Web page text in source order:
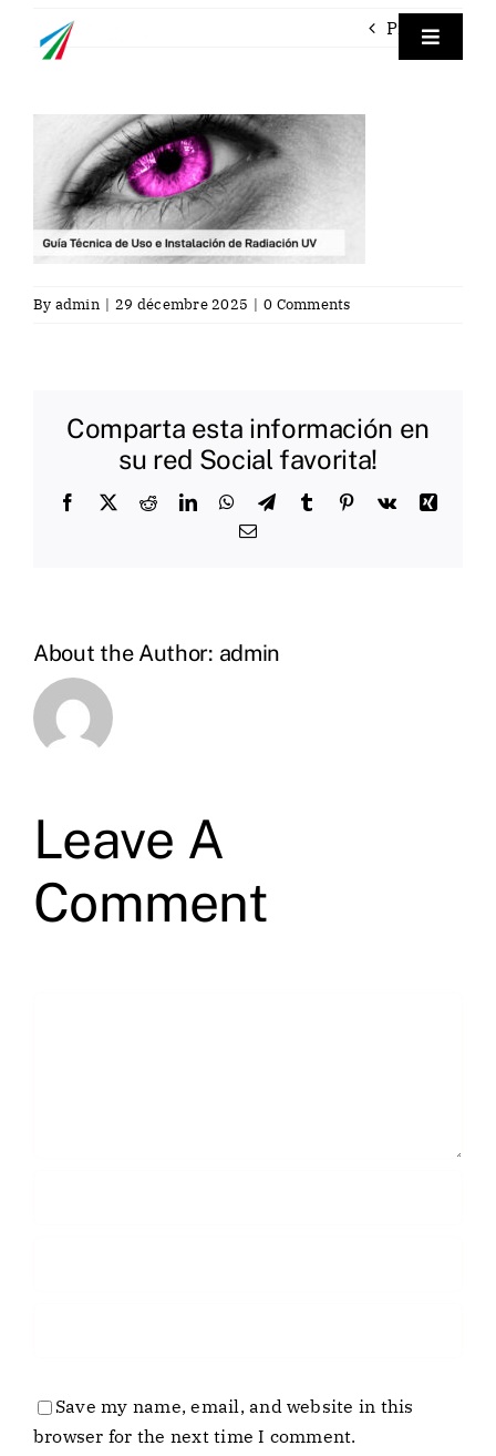
Toggle
Previous
By admin | 29 décembre 2025 | 0 Comments
Comparta esta información en
su red Social favorita!
Facebook
X RedditLinkedInWhatsApp
TelegramTumblr Pinterest
Vk
Xing
Email
About the Author: admin
Leave A
Comment
Save my name, email, and website in this
browser for the next time I comment.